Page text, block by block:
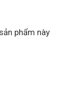
phẩm này